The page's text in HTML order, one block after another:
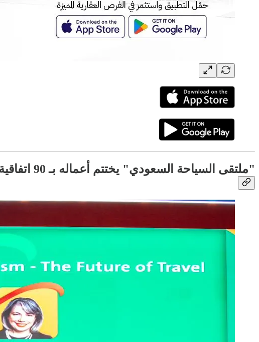
"ملتقى السياحة السعودي" يختتم أعماله بـ 90 اتفاقية